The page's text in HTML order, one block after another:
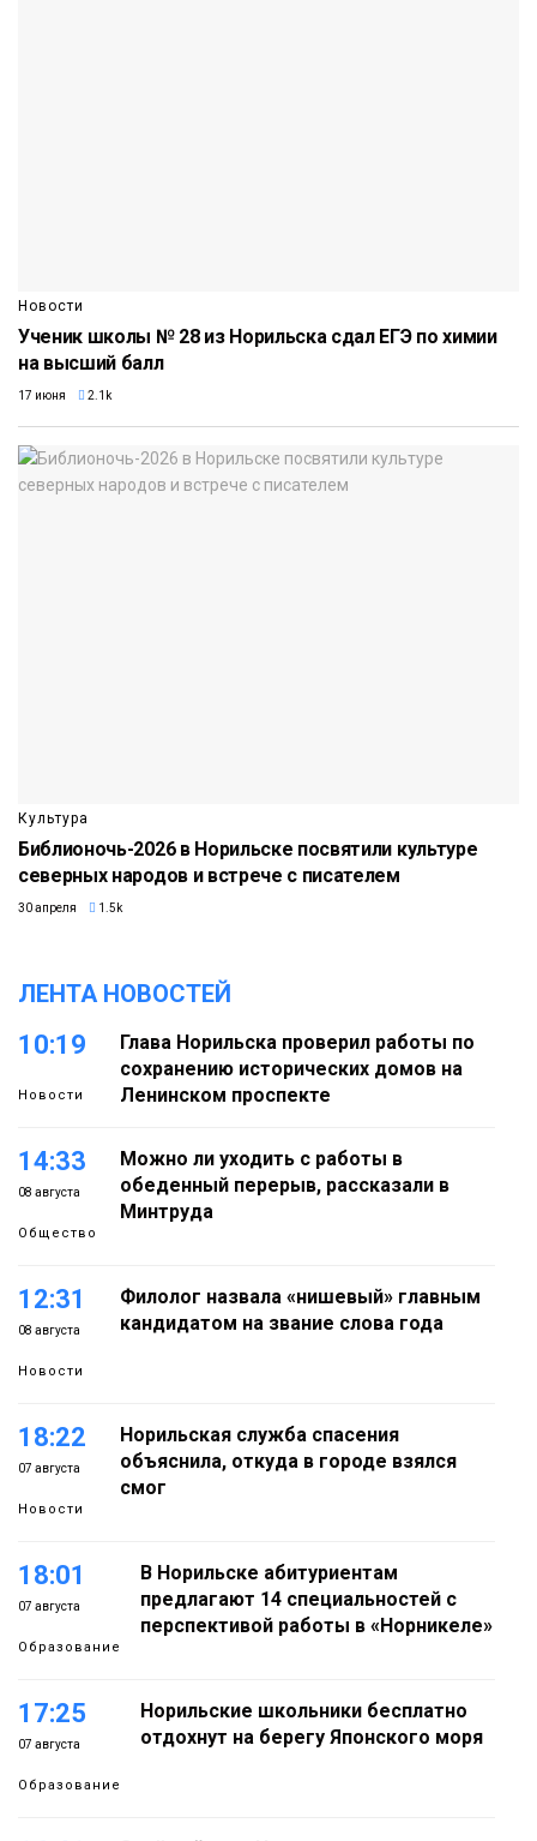
Новости
Ученик школы № 28 из Норильска сдал ЕГЭ по химии
на высший балл
17 июня 2.1k
Культура
Библионочь-2026 в Норильске посвятили культуре
северных народов и встрече с писателем
30 апреля 1.5k
ЛЕНТА НОВОСТЕЙ
10:19
Новости
Глава Норильска проверил работы по
сохранению исторических домов на
Ленинском проспекте
14:33
08 августа
Общество
Можно ли уходить с работы в
обеденный перерыв, рассказали в
Минтруда
12:31
08 августа
Новости
Филолог назвала «нишевый» главным
кандидатом на звание слова года
18:22
07 августа
Новости
Норильская служба спасения
объяснила, откуда в городе взялся
смог
18:01
07 августа
Образование
В Норильске абитуриентам
предлагают 14 специальностей с
перспективой работы в «Норникеле»
17:25
07 августа
Образование
Норильские школьники бесплатно
отдохнут на берегу Японского моря